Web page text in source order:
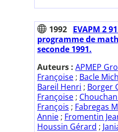
1992 EVAPM 2
programme de
seconde 1991.
Auteurs : APMEP
Françoise ; Bacle
Bareil Henri ; Borger
Françoise ;
François ; Fabregas
Annie ; Fromentin
Houssin Gérard ;